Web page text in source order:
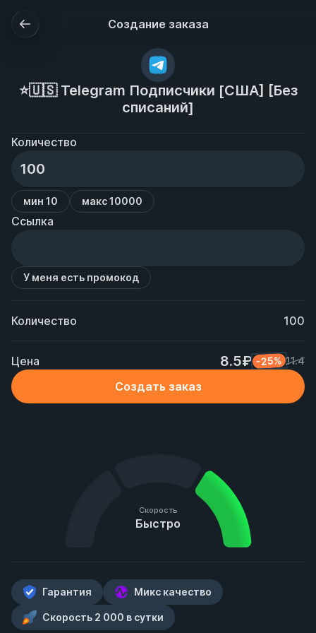
Создание заказа
⭐️🇺🇸 Telegram Подписчики [США] [Без
списаний]
Количество
мин 10 макс 10000
Ссылка
У меня есть промокод
Количество 100
Цена 8.5₽ -25% 11.4
Создать заказ
Скорость
Быстро
Гарантия Микс качество
Скорость 2 000 в сутки